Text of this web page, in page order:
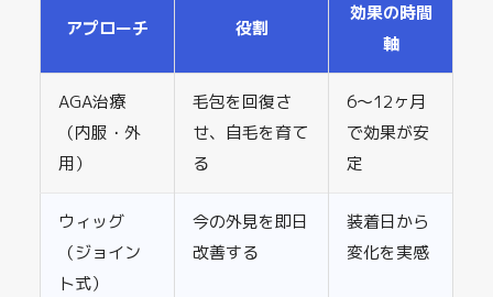
アプローチ 役割
効果の時間
軸
AGA治療
（内服・外
用）
毛包を回復さ
せ、自毛を育て
る
6〜12ヶ月
で効果が安
定
ウィッグ
（ジョイン
ト式）
今の外見を即日
改善する
装着日から
変化を実感